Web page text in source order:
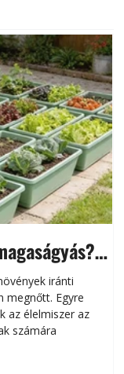
iránti
megnőtt. Egyre
az élelmiszer az
számára